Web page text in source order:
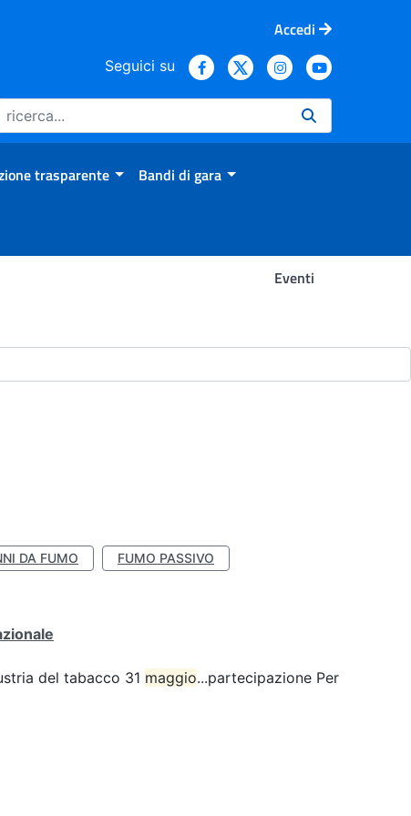
Accedi
Seguici su
trasparente Bandi di gara
Eventi
DA FUMO
FUMO PASSIVO
del tabacco 31 maggio...partecipazione Per